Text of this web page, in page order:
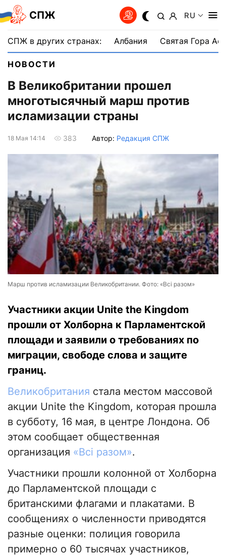
СПЖ RU
СПЖ в других странах: Албания Святая Гора
НОВОСТИ
В Великобритании прошел
многотысячный марш против
исламизации страны
18 Мая 14:14 383 Автор: Редакция СПЖ
Марш против исламизации Великобритании. Фото: «Всі разом»
Участники акции Unite the Kingdom
прошли от Холборна к Парламентской
площади и заявили о требованиях по
миграции, свободе слова и защите
границ.
Великобритания стала местом массовой
акции Unite the Kingdom, которая прошла
в субботу, 16 мая, в центре Лондона. Об
этом сообщает общественная
организация «Всі разом».
Участники прошли колонной от Холборна
до Парламентской площади с
британскими флагами и плакатами. В
сообщениях о численности приводятся
разные оценки: полиция говорила
примерно о 60 тысячах участников,